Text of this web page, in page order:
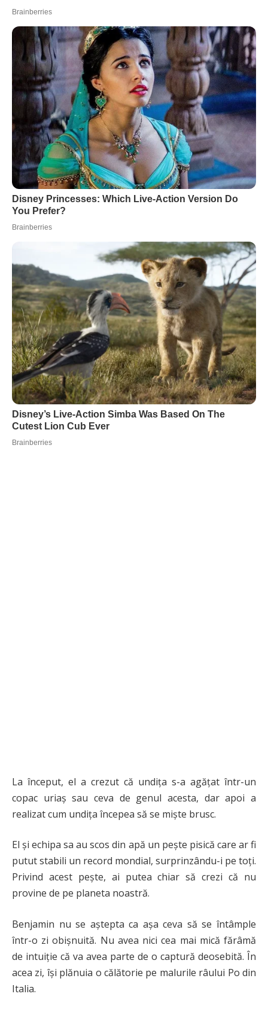
La început, el a crezut că undița s-a agățat într-un
copac uriaș sau ceva de genul acesta, dar apoi a
realizat cum undița începea să se miște brusc.
El și echipa sa au scos din apă un pește pisică care ar fi
putut stabili un record mondial, surprinzându-i pe toți.
Privind acest pește, ai putea chiar să crezi că nu
provine de pe planeta noastră.
Benjamin nu se aștepta ca așa ceva să se întâmple
într-o zi obișnuită. Nu avea nici cea mai mică fărâmă
de intuiție că va avea parte de o captură deosebită. În
acea zi, își plănuia o călătorie pe malurile râului Po din
Italia.